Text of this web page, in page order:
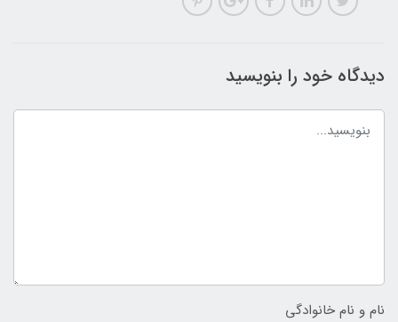
دیدگاه خود را بنویسید
نام و نام خانوادگی